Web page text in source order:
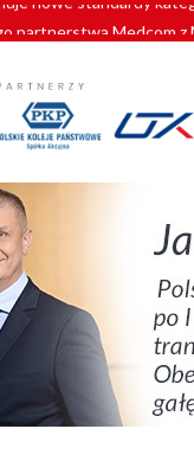
znów szuka
kolejowych w